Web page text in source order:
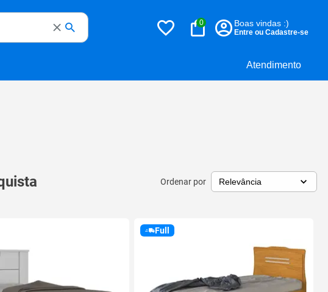
Atendimento
0 Boas vindas :)
Entre ou Cadastre-se
Ordenar por
Full